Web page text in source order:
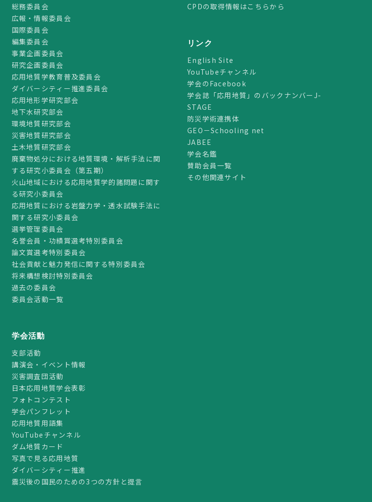
総務委員会
広報・情報委員会
国際委員会
編集委員会
事業企画委員会
研究企画委員会
応用地質学教育普及委員会
ダイバーシティー推進委員会
応用地形学研究部会
地下水研究部会
環境地質研究部会
災害地質研究部会
土木地質研究部会
廃棄物処分における地質環境・解析手法に関
する研究小委員会（第五期）
火山地域における応用地質学的諸問題に関す
る研究小委員会
応用地質における岩盤力学・透水試験手法に
関する研究小委員会
選挙管理委員会
名誉会員・功績賞選考特別委員会
論文賞選考特別委員会
社会貢献と魅力発信に関する特別委員会
将来構想検討特別委員会
過去の委員会
委員会活動一覧
学会活動
支部活動
講演会・イベント情報
災害調査団活動
日本応用地質学会表彰
フォトコンテスト
学会パンフレット
応用地質用語集
YouTubeチャンネル
ダム地質カード
写真で見る応用地質
ダイバーシティー推進
震災後の国民のための3つの方針と提言
CPDの取得情報はこちらから
リンク
English Site
YouTubeチャンネル
学会のFacebook
学会誌「応用地質」のバックナンバーJ-
STAGE
防災学術連携体
GEO－Schooling net
JABEE
学会名鑑
賛助会員一覧
その他関連サイト